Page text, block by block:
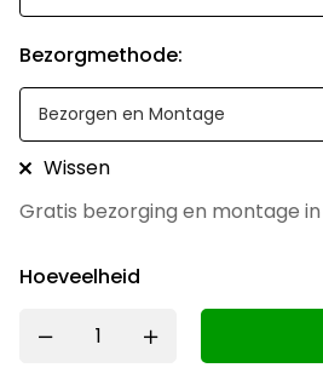
Bezorgmethode:
Wissen
Gratis bezorging en montage
Hoeveelheid